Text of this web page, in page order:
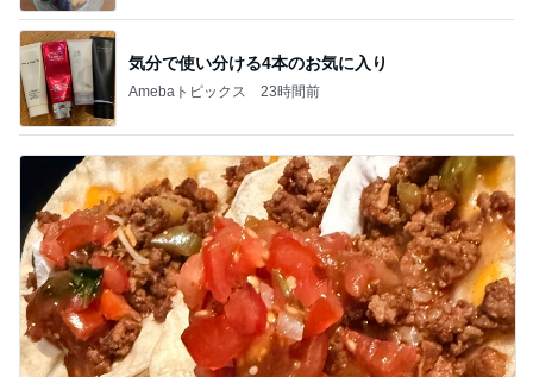
気分で使い分ける4本のお気に入り
Amebaトピックス 23時間前